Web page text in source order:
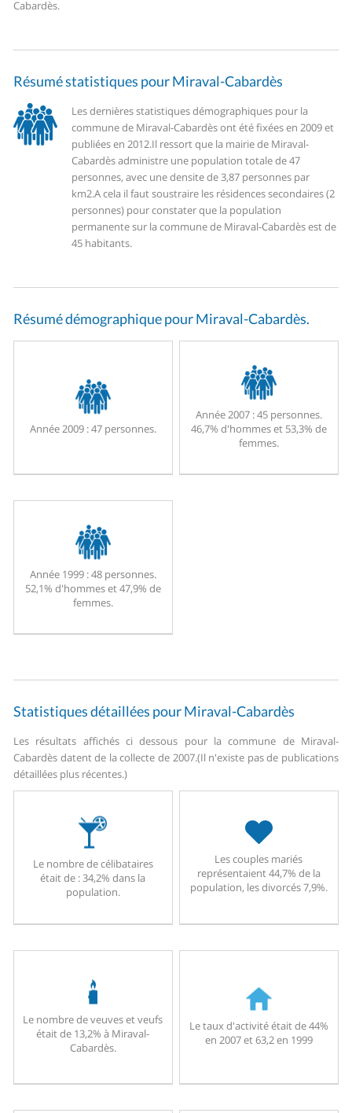
Cabardès.
Résumé statistiques pour Miraval-Cabardès
Les dernières statistiques démographiques pour la
commune de Miraval-Cabardès ont été fixées en 2009 et
publiées en 2012.Il ressort que la mairie de Miraval-
Cabardès administre une population totale de 47
personnes, avec une densite de 3,87 personnes par
km2.A cela il faut soustraire les résidences secondaires (2
personnes) pour constater que la population
permanente sur la commune de Miraval-Cabardès est de
45 habitants.
Résumé démographique pour Miraval-Cabardès.
Année 2009 :47 personnes.
Année 2007 :45 personnes.
46,7% d'hommes et 53,3% de
femmes.
Année 1999 :48 personnes.
52,1% d'hommes et 47,9% de
femmes.
Statistiques détaillées pour Miraval-Cabardès
Les résultats affichés ci dessous pour la commune de Miraval-
Cabardès datent de la collecte de 2007.(Il n'existe pas de publications
détaillées plus récentes.)
Le nombre de célibataires
était de : 34,2% dans la
population.
Les couples mariés
représentaient 44,7% de la
population, les divorcés 7,9%.
Le nombre de veuves et veufs
était de 13,2% à Miraval-
Cabardès.
Le taux d'activité était de 44%
en 2007 et 63,2 en 1999